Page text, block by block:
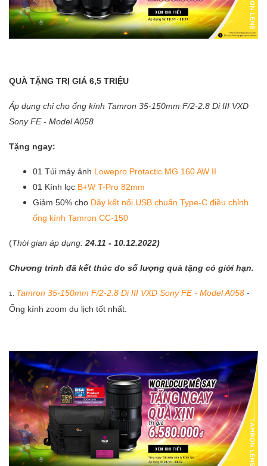
QUÀ TẶNG TRỊ GIÁ 6,5 TRIỆU
Áp dụng chỉ cho ống kính Tamron 35-150mm F/2-2.8 Di III VXD
Sony FE - Model A058
Tặng ngay:
01 Túi máy ảnh Lowepro Protactic MG 160 AW II
01 Kính lọc B+W T-Pro 82mm
Giảm 50% cho Dây kết nối USB chuẩn Type-C điều chỉnh
ống kính Tamron CC-150
(Thời gian áp dụng: 24.11 - 10.12.2022)
Chương trình đã kết thúc do số lượng quà tặng có giới hạn.
1. Tamron 35-150mm F/2-2.8 Di III VXD Sony FE - Model A058 -
Ống kính zoom du lịch tốt nhất.